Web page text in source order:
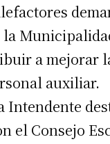
Dirección
a mejorar
auxiliar.
Intendente
el Consejo